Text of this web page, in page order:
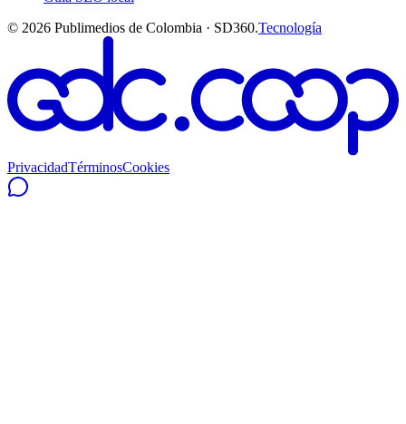
© 2026 Publimedios de Colombia · SD360.Tecnología
PrivacidadTérminosCookies